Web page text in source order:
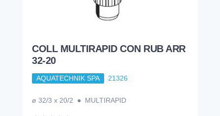
COLL MULTIRAPID CON RUB ARR
32-20
AQUATECHNIK SPA 21326
ø 32/3 x 20/2 ● MULTIRAPID